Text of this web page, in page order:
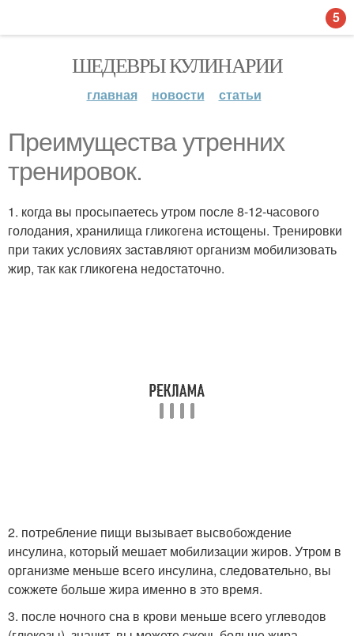
ШЕДЕВРЫ КУЛИНАРИИ
главная новости статьи
Преимущества утренних
тренировок.
1. когда вы просыпаетесь утром после 8-12-часового
голодания, хранилища гликогена истощены. Тренировки
при таких условиях заставляют организм мобилизовать
жир, так как гликогена недостаточно.
2. потребление пищи вызывает высвобождение
инсулина, который мешает мобилизации жиров. Утром в
организме меньше всего инсулина, следовательно, вы
сожжете больше жира именно в это время.
3. после ночного сна в крови меньше всего углеводов
5